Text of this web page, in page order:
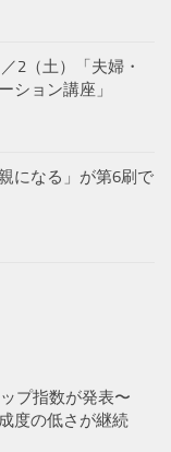
2（土）「夫婦・
ション講座」
になる」が第6刷で
プ指数が発表〜
度の低さが継続